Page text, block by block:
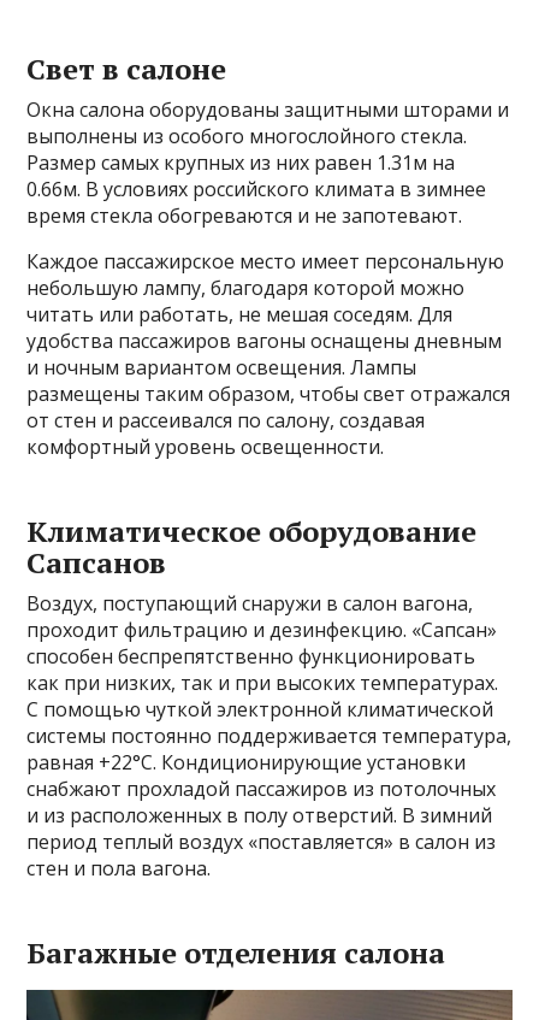
Свет в салоне
Окна салона оборудованы защитными шторами и
выполнены из особого многослойного стекла.
Размер самых крупных из них равен 1.31м на
0.66м. В условиях российского климата в зимнее
время стекла обогреваются и не запотевают.
Каждое пассажирское место имеет персональную
небольшую лампу, благодаря которой можно
читать или работать, не мешая соседям. Для
удобства пассажиров вагоны оснащены дневным
и ночным вариантом освещения. Лампы
размещены таким образом, чтобы свет отражался
от стен и рассеивался по салону, создавая
комфортный уровень освещенности.
Климатическое оборудование
Сапсанов
Воздух, поступающий снаружи в салон вагона,
проходит фильтрацию и дезинфекцию. «Сапсан»
способен беспрепятственно функционировать
как при низких, так и при высоких температурах.
С помощью чуткой электронной климатической
системы постоянно поддерживается температура,
равная +22°C. Кондиционирующие установки
снабжают прохладой пассажиров из потолочных
и из расположенных в полу отверстий. В зимний
период теплый воздух «поставляется» в салон из
стен и пола вагона.
Багажные отделения салона